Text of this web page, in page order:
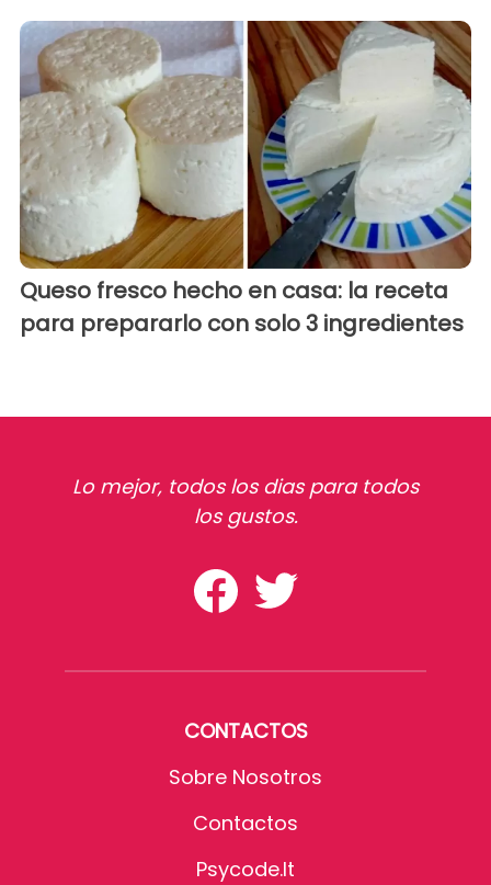
Queso fresco hecho en casa: la receta
para prepararlo con solo 3 ingredientes
Lo mejor, todos los dias para todos
los gustos.
CONTACTOS
Sobre Nosotros
Contactos
Psycode.it